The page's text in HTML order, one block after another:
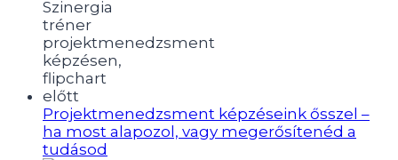
Projektmenedzsment képzéseink ősszel –
ha most alapozol, vagy megerősítenéd a
tudásod